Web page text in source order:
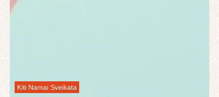
Kiti Namai Sveikata